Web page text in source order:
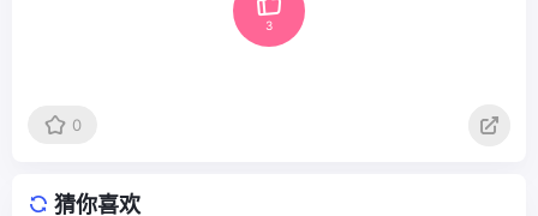
3
0
猜你喜欢